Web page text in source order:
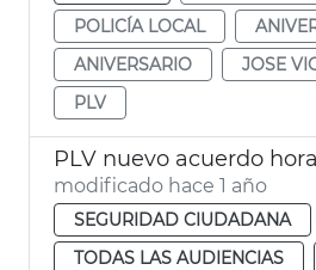
POLICÍA LOCAL
ANIVERSARIO
JOSE
PLV
modificado hace 1 año
SEGURIDAD CIUDADANA
TODAS LAS AUDIENCIAS